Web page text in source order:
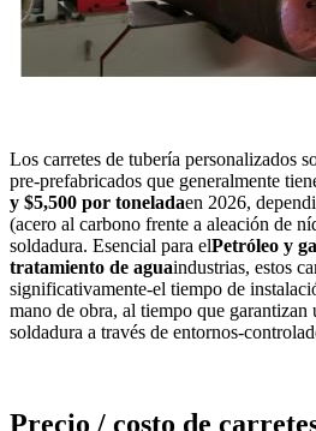
Los carretes de tubería personalizados
pre-prefabricados que generalmente
y $5,500 por toneladaen 2026,
(acero al carbono frente a aleación de
soldadura. Esencial para elPetróleo y
tratamiento de aguaindustrias, estos
significativamente-el tiempo de
mano de obra, al tiempo que
soldadura a través de entornos-
Precio / costo de